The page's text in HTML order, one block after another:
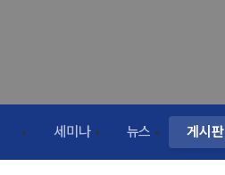
세미나 뉴스 게시판